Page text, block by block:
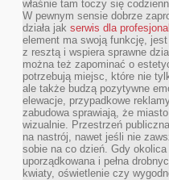
właśnie tam toczy się
W pewnym sensie dobrze
działa jak serwis dla
element ma swoją funkcję,
z resztą i wspiera sprawne
można też zapominać o
potrzebują miejsc, które nie
ale także budzą pozytywne
elewacje, przypadkowe
zabudowa sprawiają, że
wizualnie. Przestrzeń
na nastrój, nawet jeśli nie
sobie na co dzień. Gdy
uporządkowana i pełna
kwiaty, oświetlenie czy